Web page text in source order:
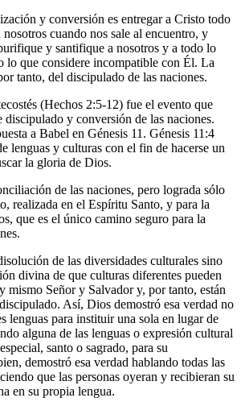
y conversión es entregar a Cristo todo
cuando nos sale al encuentro, y
y santifique a nosotros y a todo lo
lo que considere incompatible con Él. La
tanto, del discipulado de las naciones.
(Hechos 2:5-12) fue el evento que
discipulado y conversión de las naciones.
a Babel en Génesis 11. Génesis 11:4
lenguas y culturas con el fin de hacerse un
la gloria de Dios.
de las naciones, pero lograda sólo
realizada en el Espíritu Santo, y para la
que es el único camino seguro para la
de las diversidades culturales sino
divina de que culturas diferentes pueden
mismo Señor y Salvador y, por tanto, están
Así, Dios demostró esa verdad no
lenguas para instituir una sola en lugar de
alguna de las lenguas o expresión cultural
santo o sagrado, para su
demostró esa verdad hablando todas las
que las personas oyeran y recibieran su
en su propia lengua.